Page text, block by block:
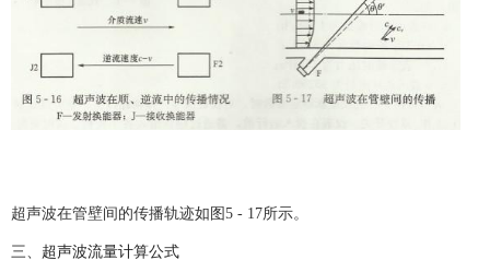
超声波在管壁间的传播轨迹如图 5 - 17所示。
三、 超声波流量计算公式